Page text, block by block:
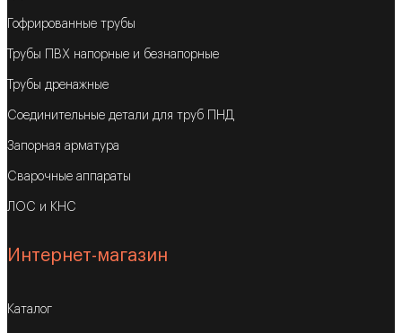
Гофрированные трубы
Трубы ПВХ напорные и безнапорные
Трубы дренажные
Соединительные детали для труб ПНД
Запорная арматура
Сварочные аппараты
ЛОС и КНС
Интернет-магазин
Каталог